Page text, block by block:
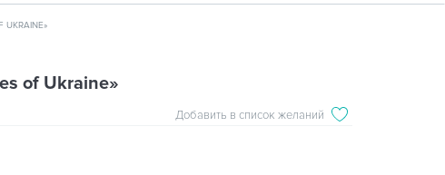
of Ukraine»
Добавить в список желаний